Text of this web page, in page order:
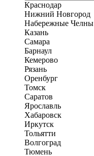
Краснодар
Нижний Новгород
Набережные Челны
Казань
Самара
Барнаул
Кемерово
Рязань
Оренбург
Томск
Саратов
Ярославль
Хабаровск
Иркутск
Тольятти
Волгоград
Тюмень